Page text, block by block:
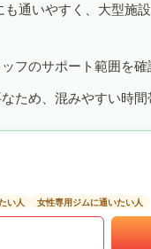
通いやすく、大型施
フのサポート範囲を確
ため、混みやすい時
い人 女性専用ジムに通いたい人